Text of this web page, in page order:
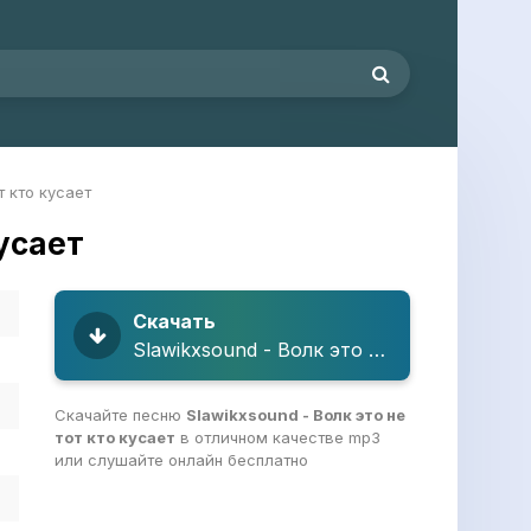
кто кусает
Скачать
Slawikxsound - Волк это не тот кто кусает
Скачайте песню Slawikxsound - Волк это не
тот кто кусает в отличном качестве mp3
или слушайте онлайн бесплатно